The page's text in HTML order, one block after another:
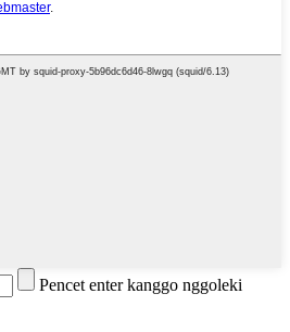
Pencet enter kanggo nggoleki